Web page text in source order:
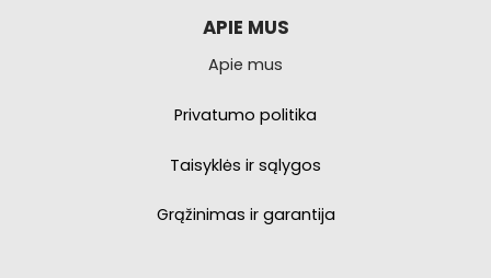
APIE MUS
Apie mus
Privatumo politika
Taisyklės ir sąlygos
Grąžinimas ir garantija